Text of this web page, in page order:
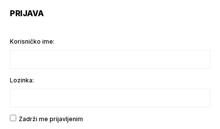
PRIJAVA
Korisničko ime:
Lozinka:
Zadrži me prijavljenim